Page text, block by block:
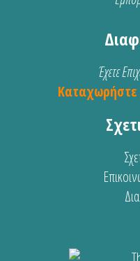
Έχετε
Καταχωρήστε